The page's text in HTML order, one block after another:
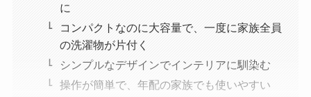
に
コンパクトなのに大容量で、一度に家族全員
の洗濯物が片付く
シンプルなデザインでインテリアに馴染む
操作が簡単で、年配の家族でも使いやすい